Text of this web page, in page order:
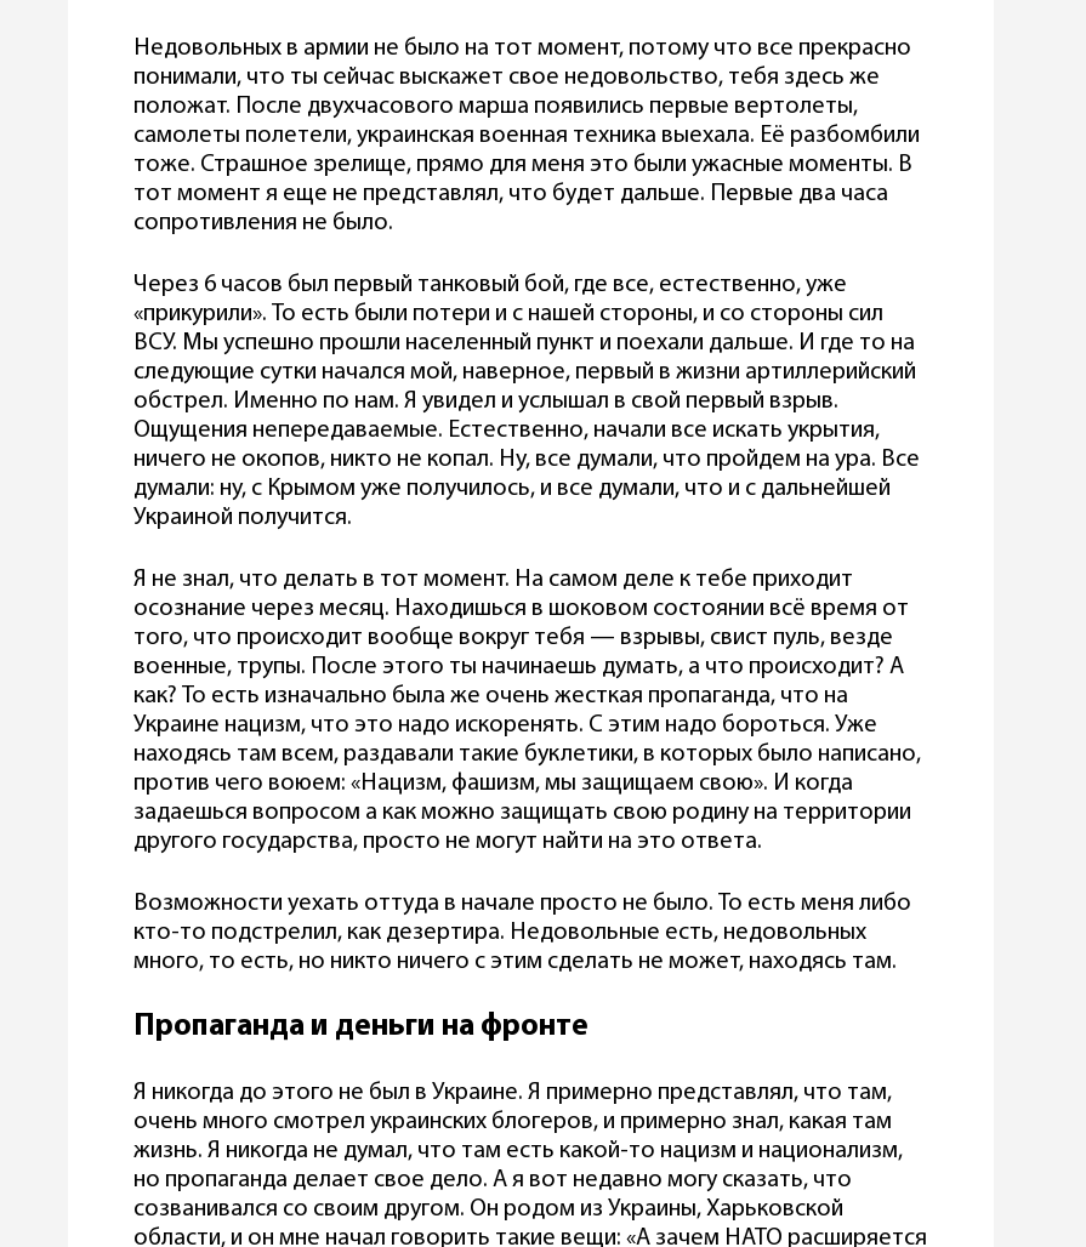
Недовольных в армии не было на тот момент, потому что все прекрасно
понимали, что ты сейчас выскажет свое недовольство, тебя здесь же
положат. После двухчасового марша появились первые вертолеты,
самолеты полетели, украинская военная техника выехала. Её разбомбили
тоже. Страшное зрелище, прямо для меня это были ужасные моменты. В
тот момент я еще не представлял, что будет дальше. Первые два часа
сопротивления не было.
Через 6 часов был первый танковый бой, где все, естественно, уже
«прикурили». То есть были потери и с нашей стороны, и со стороны сил
ВСУ. Мы успешно прошли населенный пункт и поехали дальше. И где то на
следующие сутки начался мой, наверное, первый в жизни артиллерийский
обстрел. Именно по нам. Я увидел и услышал в свой первый взрыв.
Ощущения непередаваемые. Естественно, начали все искать укрытия,
ничего не окопов, никто не копал. Ну, все думали, что пройдем на ура. Все
думали: ну, с Крымом уже получилось, и все думали, что и с дальнейшей
Украиной получится.
Я не знал, что делать в тот момент. На самом деле к тебе приходит
осознание через месяц. Находишься в шоковом состоянии всё время от
того, что происходит вообще вокруг тебя — взрывы, свист пуль, везде
военные, трупы. После этого ты начинаешь думать, а что происходит? А
как? То есть изначально была же очень жесткая пропаганда, что на
Украине нацизм, что это надо искоренять. С этим надо бороться. Уже
находясь там всем, раздавали такие буклетики, в которых было написано,
против чего воюем: «Нацизм, фашизм, мы защищаем свою». И когда
задаешься вопросом а как можно защищать свою родину на территории
другого государства, просто не могут найти на это ответа.
Возможности уехать оттуда в начале просто не было. То есть меня либо
кто-то подстрелил, как дезертира. Недовольные есть, недовольных
много, то есть, но никто ничего с этим сделать не может, находясь там.
Пропаганда и деньги на фронте
Я никогда до этого не был в Украине. Я примерно представлял, что там,
очень много смотрел украинских блогеров, и примерно знал, какая там
жизнь. Я никогда не думал, что там есть какой-то нацизм и национализм,
но пропаганда делает свое дело. А я вот недавно могу сказать, что
созванивался со своим другом. Он родом из Украины, Харьковской
области, и он мне начал говорить такие вещи: «А зачем НАТО расширяется